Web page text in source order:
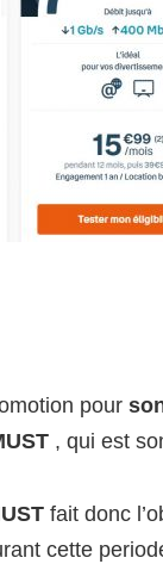
pour
, qui est
fait donc
cette